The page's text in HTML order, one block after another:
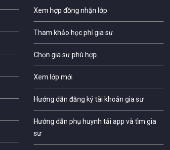
Xem hợp đồng nhận lớp
Tham khảo học phí gia sư
Chọn gia sư phù hợp
Xem lớp mới
Hướng dẫn đăng ký tài khoản gia sư
Hướng dẫn phụ huynh tải app và tìm gia
sư